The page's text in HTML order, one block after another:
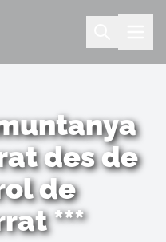
des de
de
***